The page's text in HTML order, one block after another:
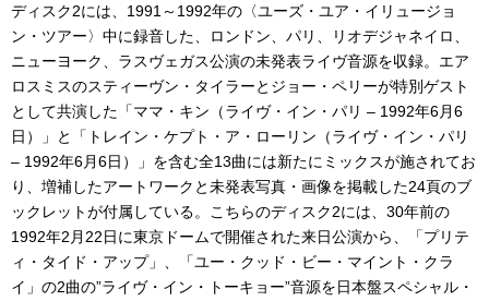
ディスク2には、1991～1992年の〈ユーズ・ユア・イリュージョ
ン・ツアー〉中に録音した、ロンドン、パリ、リオデジャネイロ、
ニューヨーク、ラスヴェガス公演の未発表ライヴ音源を収録。エア
ロスミスのスティーヴン・タイラーとジョー・ペリーが特別ゲスト
として共演した「ママ・キン（ライヴ・イン・パリ – 1992年6月6
日）」と「トレイン・ケプト・ア・ローリン（ライヴ・イン・パリ
– 1992年6月6日）」を含む全13曲には新たにミックスが施されてお
り、増補したアートワークと未発表写真・画像を掲載した24頁のブ
ックレットが付属している。こちらのディスク2には、30年前の
1992年2月22日に東京ドームで開催された来日公演から、「プリテ
ィ・タイド・アップ」、「ユー・クッド・ビー・マイント・クラ
イ」の2曲の”ライヴ・イン・トーキョー”音源を日本盤スペシャル・